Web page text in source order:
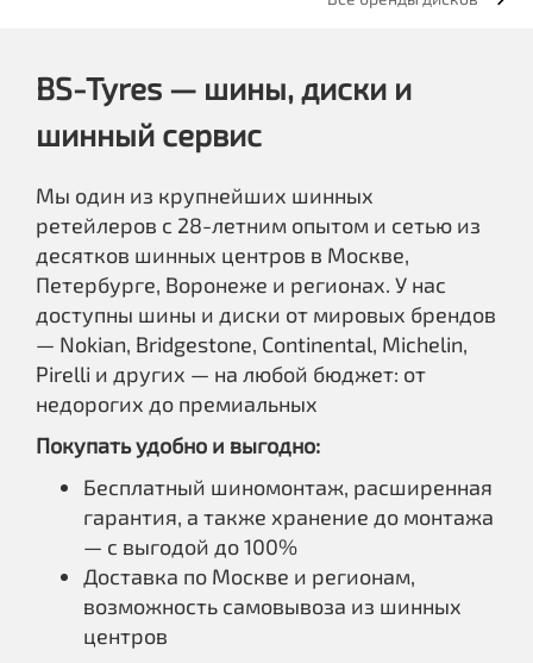
BS-Tyres — шины, диски и
шинный сервис
Мы один из крупнейших шинных
ретейлеров с 28-летним опытом и сетью из
десятков шинных центров в Москве,
Петербурге, Воронеже и регионах. У нас
доступны шины и диски от мировых брендов
— Nokian, Bridgestone, Continental, Michelin,
Pirelli и других — на любой бюджет: от
недорогих до премиальных
Покупать удобно и выгодно:
Бесплатный шиномонтаж, расширенная
гарантия, а также хранение до монтажа
— с выгодой до 100%
Доставка по Москве и регионам,
возможность самовывоза из шинных
центров